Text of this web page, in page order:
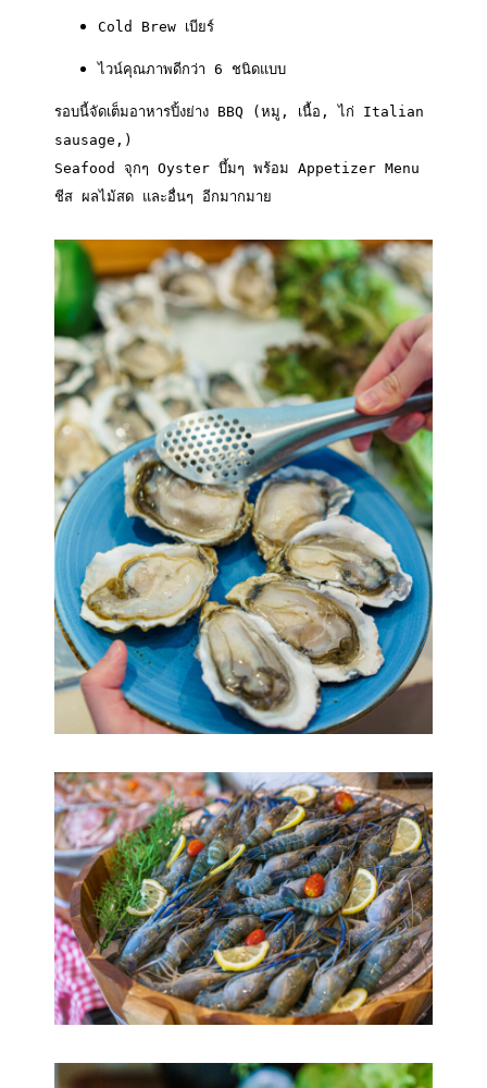
Cold Brew เบียร์
ไวน์คุณภาพดีกว่า 6 ชนิดแบบ
รอบนี้จัดเต็มอาหารปิ้งย่าง BBQ (หมู, เนื้อ, ไก่ Italian
sausage,)
Seafood จุกๆ Oyster บึ้มๆ พร้อม Appetizer Menu
ชีส ผลไม้สด และอื่นๆ อีกมากมาย